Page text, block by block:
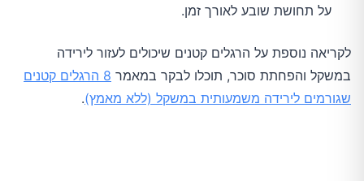
על תחושת שובע לאורך זמן.
לקריאה נוספת על הרגלים קטנים שיכולים לעזור לירידה
במשקל והפחתת סוכר, תוכלו לבקר במאמר
8 הרגלים קטנים
שגורמים לירידה משמעותית במשקל (ללא מאמץ).